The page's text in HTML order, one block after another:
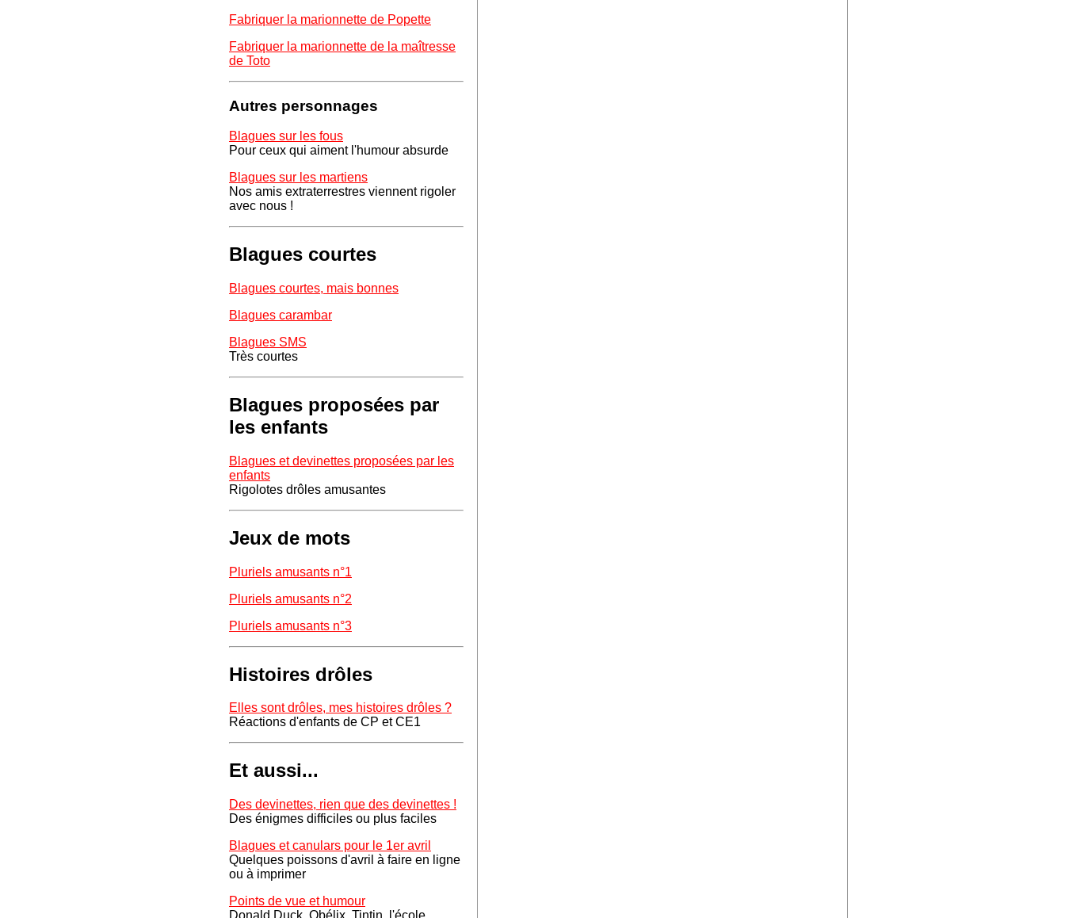
Fabriquer la marionnette de Popette
Fabriquer la marionnette de la maîtresse
de Toto
Autres personnages
Blagues sur les fous
Pour ceux qui aiment l'humour absurde
Blagues sur les martiens
Nos amis extraterrestres viennent rigoler
avec nous !
Blagues courtes
Blagues courtes, mais bonnes
Blagues carambar
Blagues SMS
Très courtes
Blagues proposées par
les enfants
Blagues et devinettes proposées par les
enfants
Rigolotes drôles amusantes
Jeux de mots
Pluriels amusants n°1
Pluriels amusants n°2
Pluriels amusants n°3
Histoires drôles
Elles sont drôles, mes histoires drôles ?
Réactions d'enfants de CP et CE1
Et aussi...
Des devinettes, rien que des devinettes !
Des énigmes difficiles ou plus faciles
Blagues et canulars pour le 1er avril
Quelques poissons d'avril à faire en ligne
ou à imprimer
Points de vue et humour